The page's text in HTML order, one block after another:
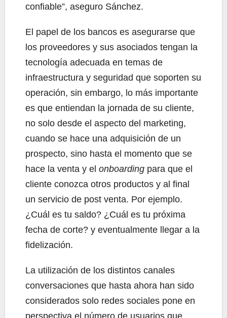
confiable”, aseguro Sánchez.
El papel de los bancos es asegurarse que
los proveedores y sus asociados tengan la
tecnología adecuada en temas de
infraestructura y seguridad que soporten su
operación, sin embargo, lo más importante
es que entiendan la jornada de su cliente,
no solo desde el aspecto del marketing,
cuando se hace una adquisición de un
prospecto, sino hasta el momento que se
hace la venta y el onboarding para que el
cliente conozca otros productos y al final
un servicio de post venta. Por ejemplo.
¿Cuál es tu saldo? ¿Cuál es tu próxima
fecha de corte? y eventualmente llegar a la
fidelización.
La utilización de los distintos canales
conversaciones que hasta ahora han sido
considerados solo redes sociales pone en
perspectiva el número de usuarios que